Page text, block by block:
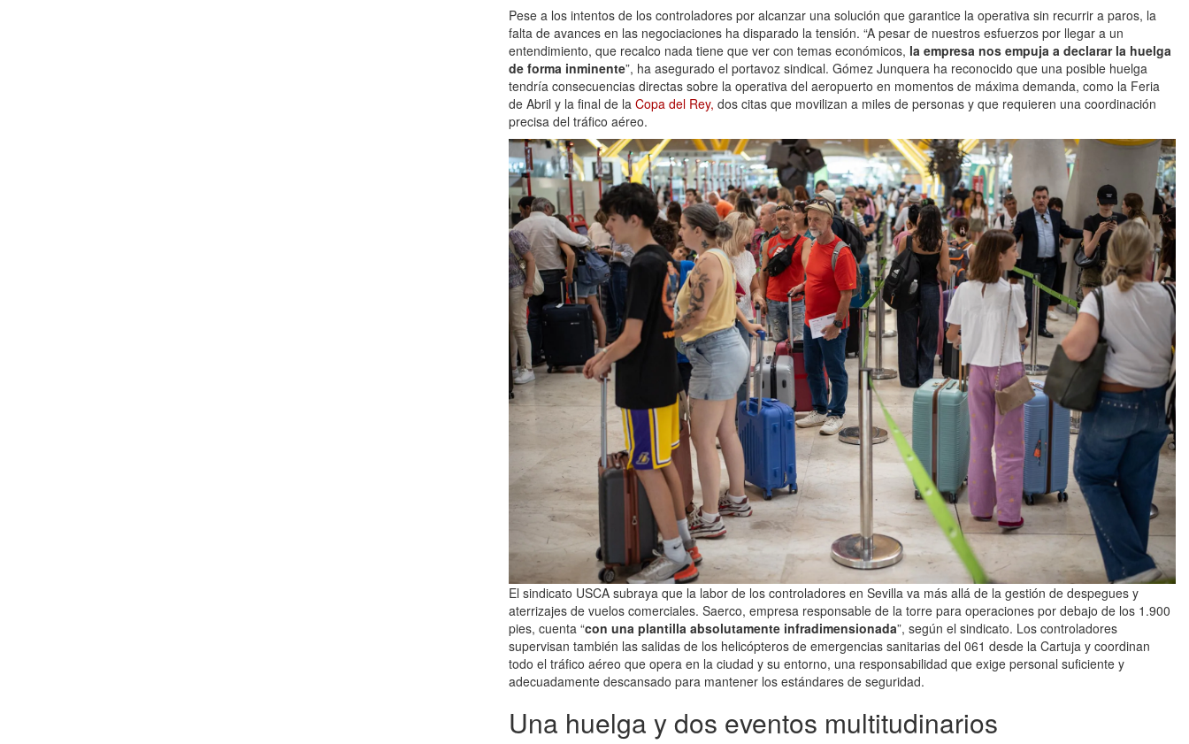
Pese a los intentos de los controladores por alcanzar una solución que garantice la operativa sin recurrir a paros, la
falta de avances en las negociaciones ha disparado la tensión. “A pesar de nuestros esfuerzos por llegar a un
entendimiento, que recalco nada tiene que ver con temas económicos, la empresa nos empuja a declarar la huelga
de forma inminente”, ha asegurado el portavoz sindical. Gómez Junquera ha reconocido que una posible huelga
tendría consecuencias directas sobre la operativa del aeropuerto en momentos de máxima demanda, como la Feria
de Abril y la final de la Copa del Rey, dos citas que movilizan a miles de personas y que requieren una coordinación
precisa del tráfico aéreo.
El sindicato USCA subraya que la labor de los controladores en Sevilla va más allá de la gestión de despegues y
aterrizajes de vuelos comerciales. Saerco, empresa responsable de la torre para operaciones por debajo de los 1.900
pies, cuenta “con una plantilla absolutamente infradimensionada”, según el sindicato. Los controladores
supervisan también las salidas de los helicópteros de emergencias sanitarias del 061 desde la Cartuja y coordinan
todo el tráfico aéreo que opera en la ciudad y su entorno, una responsabilidad que exige personal suficiente y
adecuadamente descansado para mantener los estándares de seguridad.
Una huelga y dos eventos multitudinarios